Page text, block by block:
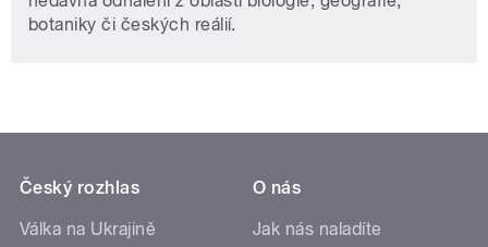
botaniky či českých reálií.
Český rozhlas
Válka na Ukrajině
O nás
Jak nás naladíte